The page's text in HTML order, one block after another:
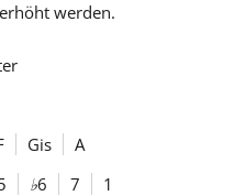
werden.
Gis A
♭6 7 1